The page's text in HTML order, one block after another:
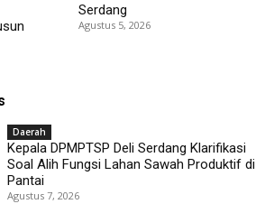
Serdang
Agustus 5, 2026
Daerah
Kepala DPMPTSP Deli Serdang Klarifikasi
Soal Alih Fungsi Lahan Sawah Produktif di
Pantai
Agustus 7, 2026